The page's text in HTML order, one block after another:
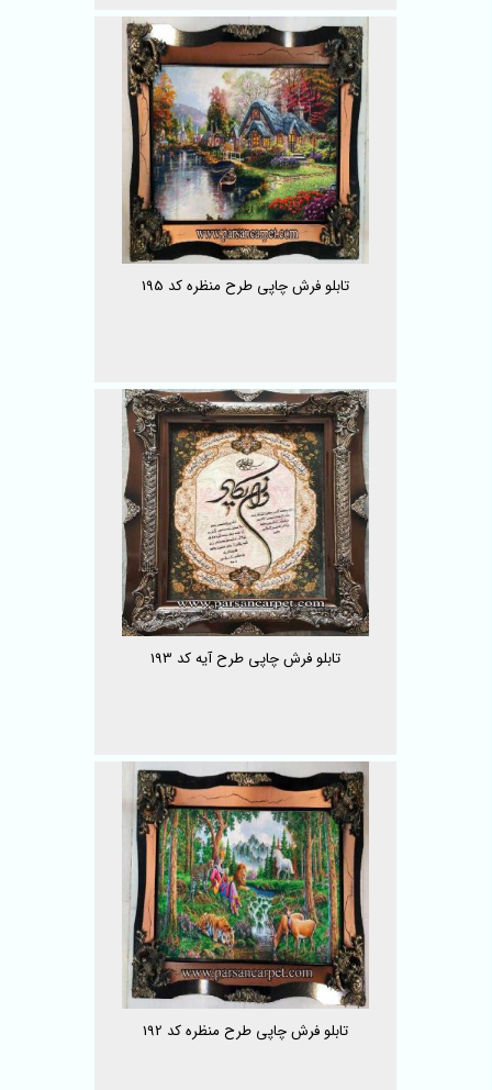
تابلو فرش چاپی طرح منظره کد 195
تابلو فرش چاپی طرح آیه کد 193
تابلو فرش چاپی طرح منظره کد 192